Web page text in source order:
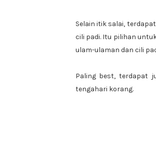
Selain itik salai,
cili padi. Itu pilihan
ulam-ulaman dan cili
Paling best, terdapat
tengahari korang.